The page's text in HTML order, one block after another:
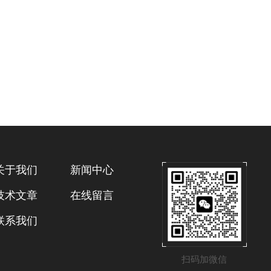
扫码加微信
于我们 新闻中心
术文章 在线留言
系我们